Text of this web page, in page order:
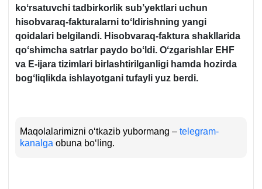
koʻrsatuvchi tadbirkorlik sub’yektlari uchun
hisobvaraq-fakturalarni toʻldirishning yangi
qoidalari belgilandi. Hisobvaraq-faktura shakllarida
qoʻshimcha satr lar paydo boʻldi. Oʻzgarishlar EH F
va E-ijara tizimlari birlashtirilganligi hamda hozirda
bogʻliq likda ishlayotgani tufayli yuz berdi.
Maqolalarimizni oʻtkazib yubormang – telegram-
kanalga obuna boʻling.